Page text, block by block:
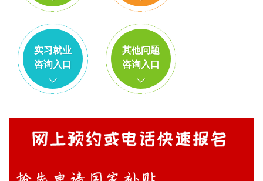
实习就业
咨询入口
其他问题
咨询入口